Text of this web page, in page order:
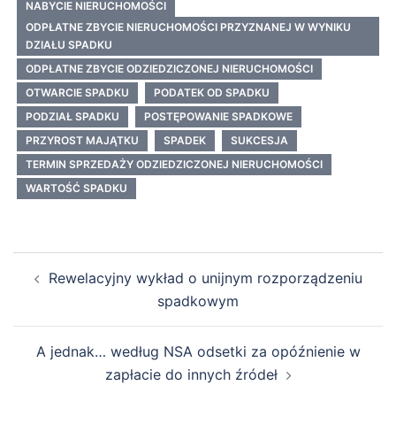
NABYCIE NIERUCHOMOŚCI
ODPŁATNE ZBYCIE NIERUCHOMOŚCI PRZYZNANEJ W WYNIKU
DZIAŁU SPADKU
ODPŁATNE ZBYCIE ODZIEDZICZONEJ NIERUCHOMOŚCI
OTWARCIE SPADKU
PODATEK OD SPADKU
PODZIAŁ SPADKU
POSTĘPOWANIE SPADKOWE
PRZYROST MAJĄTKU
SPADEK
SUKCESJA
TERMIN SPRZEDAŻY ODZIEDZICZONEJ NIERUCHOMOŚCI
WARTOŚĆ SPADKU
wpisuRewelacyjny wykład o unijnym rozporządzeniu
spadkowym
A jednak… według NSA odsetki za opóźnienie w
zapłacie do innych źródeł